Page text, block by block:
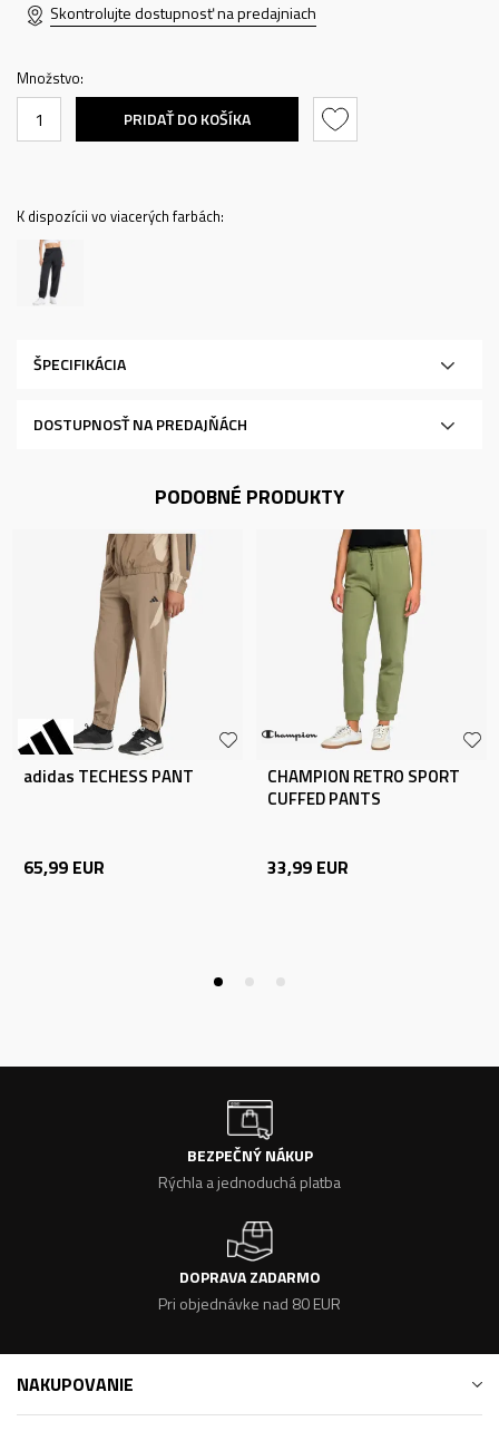
Skontrolujte dostupnosť na predajniach
Množstvo:
PRIDAŤ DO KOŠÍKA
K dispozícii vo viacerých farbách:
ŠPECIFIKÁCIA
DOSTUPNOSŤ NA PREDAJŇÁCH
PODOBNÉ PRODUKTY
adidas TECHESS PANT
65,99 EUR
CHAMPION RETRO SPORT
CUFFED PANTS
33,99 EUR
BEZPEČNÝ NÁKUP
Rýchla a jednoduchá platba
DOPRAVA ZADARMO
Pri objednávke nad 80 EUR
NAKUPOVANIE